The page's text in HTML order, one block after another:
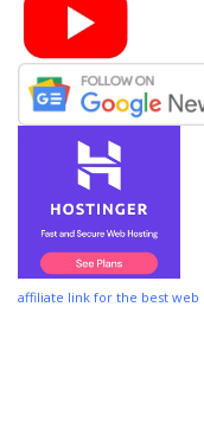
affiliate link for the best web